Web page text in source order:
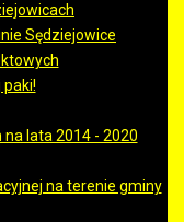
Sędziejowice
lata 2014 - 2020
na terenie gminy